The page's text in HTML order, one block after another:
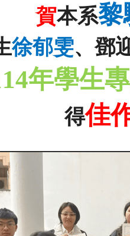
賀本系黎
徐郁雯、鄧
年學生
得佳